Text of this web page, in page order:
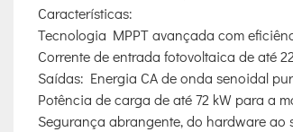
Características:
Tecnologia MPPT avançada com
Corrente de entrada fotovoltaica de até
Saídas: Energia CA de onda senoidal
Potência de carga de até 72 kW para a
Segurança abrangente, do hardware ao